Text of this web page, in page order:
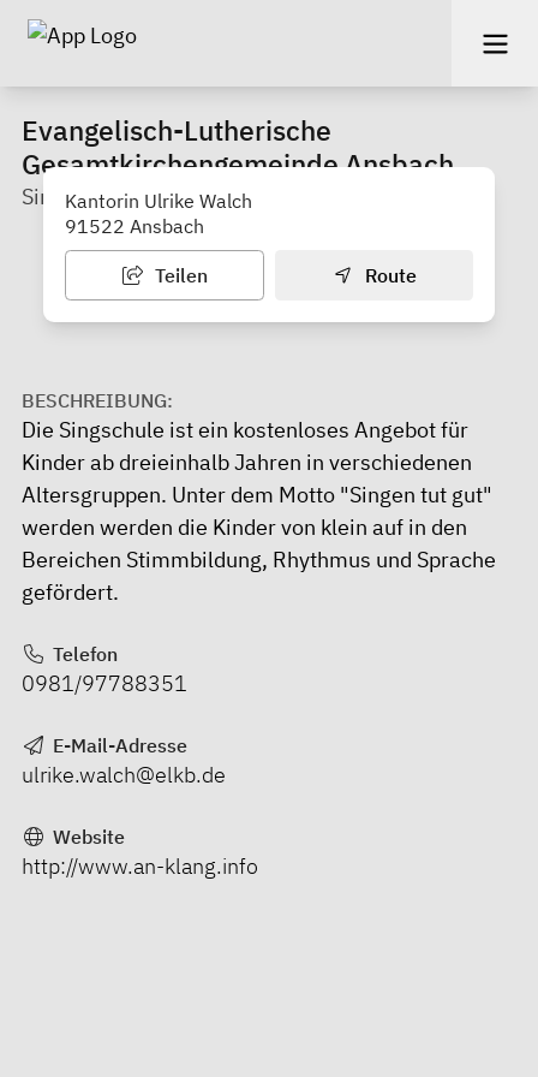
Evangelisch-Lutherische
Gesamtkirchengemeinde Ansbach
Singschule der Ansbacher Kinderkantorei
Kantorin Ulrike Walch
91522 Ansbach
Teilen Route
BESCHREIBUNG:
Die Singschule ist ein kostenloses Angebot für
Kinder ab dreieinhalb Jahren in verschiedenen
Altersgruppen. Unter dem Motto "Singen tut gut"
werden werden die Kinder von klein auf in den
Bereichen Stimmbildung, Rhythmus und Sprache
gefördert.
Telefon
0981/97788351
E-Mail-Adresse
ulrike.walch@elkb.de
Website
http://www.an-klang.info